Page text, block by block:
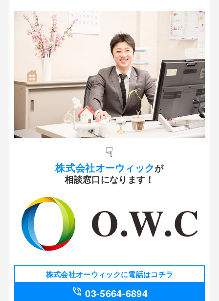
☟
株式会社オーウィックが
相談窓口になります！
株式会社オーウィックに電話はコチラ
phone_in_talk 03-5664-6894